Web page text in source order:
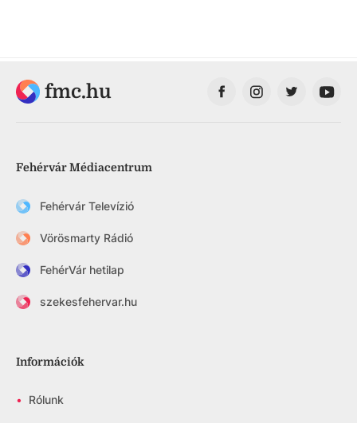
fmc.hu
Fehérvár Médiacentrum
Fehérvár Televízió
Vörösmarty Rádió
FehérVár hetilap
szekesfehervar.hu
Információk
• Rólunk